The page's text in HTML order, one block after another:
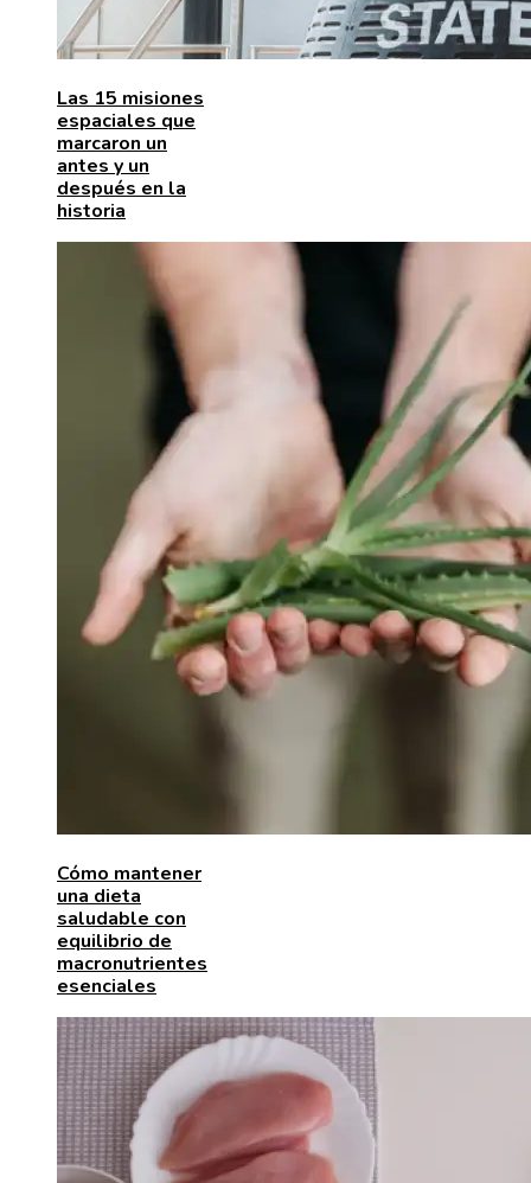
Las 15 misiones
espaciales que
marcaron un
antes y un
después en la
historia
Cómo mantener
una dieta
saludable con
equilibrio de
macronutrientes
esenciales